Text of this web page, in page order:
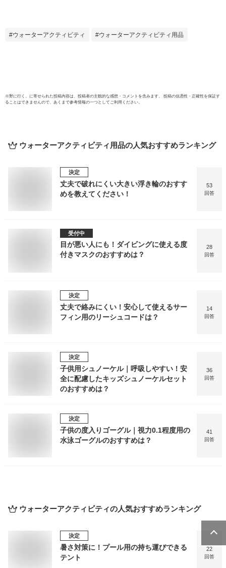
グ フローティング
ウォーターアクティビティ ウォーターアクティビティ用品
※野に行く。 に寄せられた投稿内容は、投稿者の主観的な感想・コメントを含みます。 投稿の信憑性・正確性を保証す
ることはできませんので、あくまで参考情報の一つとしてご利用ください。
ウォーターアクティビティ用品の人気おすすめランキング
決定
丈夫で破れにくい大きい浮き輪のおすす
めを教えてください！
53
回答
受付中
目が悪い人にも！ダイビングに使える度
付きマスクのおすすめは？
28
回答
決定
丈夫で絡みにくい！安心して使えるサー
フィン用のリーシュコードは？
14
回答
決定
子供用シュノーケル｜呼吸しやすい！安
全に配慮したキッズシュノーケルセット
のおすすめは？
36
回答
決定
子供の度入りゴーグル｜視力0.1程度用の
水泳ゴーグルのおすすめは？
41
回答
ウォーターアクティビティの人気おすすめランキング
決定
暑さ対策に！プール用の持ち運びできる
テント
22
回答